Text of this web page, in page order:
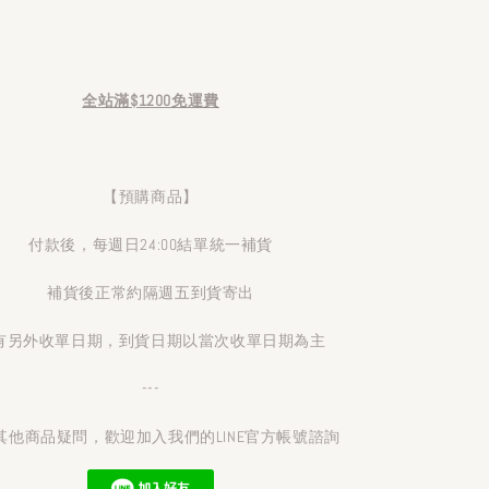
全站滿$1200免運費
【預購商品】
付款後，每週日24:00結單統一補貨
補貨後正常約隔週五到貨寄出
另外收單日期，到貨日期以當次收單日期為主
---
他商品疑問，歡迎加入我們的LINE官方帳號諮詢